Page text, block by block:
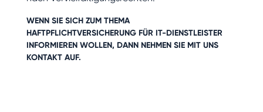
WENN SIE SICH ZUM THEMA
HAFTPFLICHTVERSICHERUNG FÜR IT-DIENSTLEISTER
INFORMIEREN WOLLEN, DANN NEHMEN SIE MIT UNS
KONTAKTAUF.